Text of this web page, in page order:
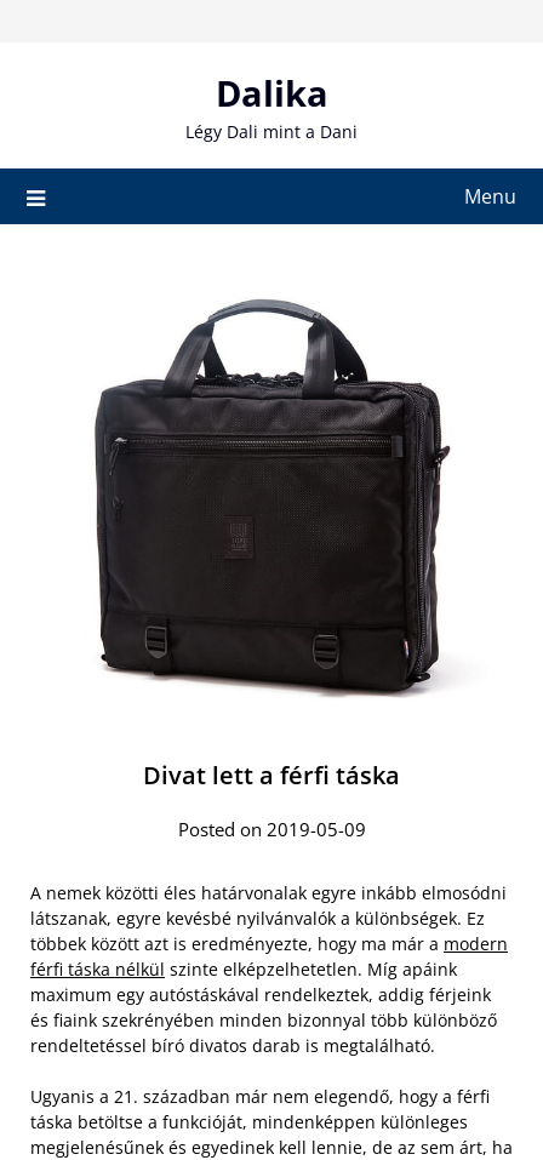
Dalika
Légy Dali mint a Dani
Menu
Divat lett a férfi táska
Posted on 2019-05-09
A nemek közötti éles határvonalak egyre inkább elmosódni
látszanak, egyre kevésbé nyilvánvalók a különbségek. Ez
többek között azt is eredményezte, hogy ma már a modern
férfi táska nélkül szinte elképzelhetetlen. Míg apáink
maximum egy autóstáskával rendelkeztek, addig férjeink
és fiaink szekrényében minden bizonnyal több különböző
rendeltetéssel bíró divatos darab is megtalálható.
Ugyanis a 21. században már nem elegendő, hogy a férfi
táska betöltse a funkcióját, mindenképpen különleges
megjelenésűnek és egyedinek kell lennie, de az sem árt, ha